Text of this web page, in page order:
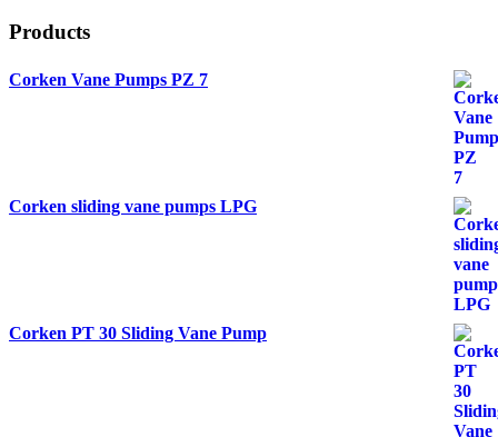
Products
Corken Vane Pumps PZ 7
Corken sliding vane pumps LPG
Corken PT 30 Sliding Vane Pump